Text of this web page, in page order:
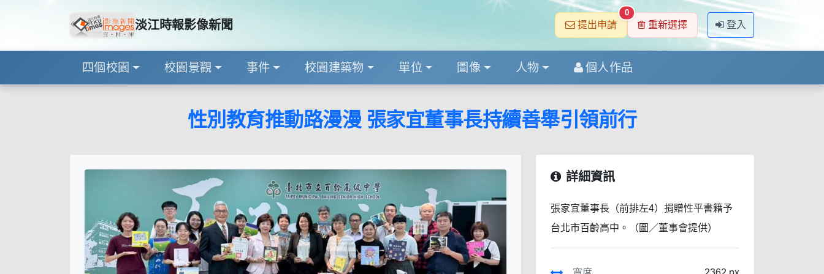
淡江時報影像新聞 提出申請
0
重新選擇 登入
四個校園 校園景觀 事件 校園建築物 單位 圖像 人物 個人作品
性別教育推動路漫漫 張家宜董事長持續善舉引領前行
詳細資訊
張家宜董事長（前排左4）捐贈性平書籍予
台北市百齡高中。（圖／董事會提供）